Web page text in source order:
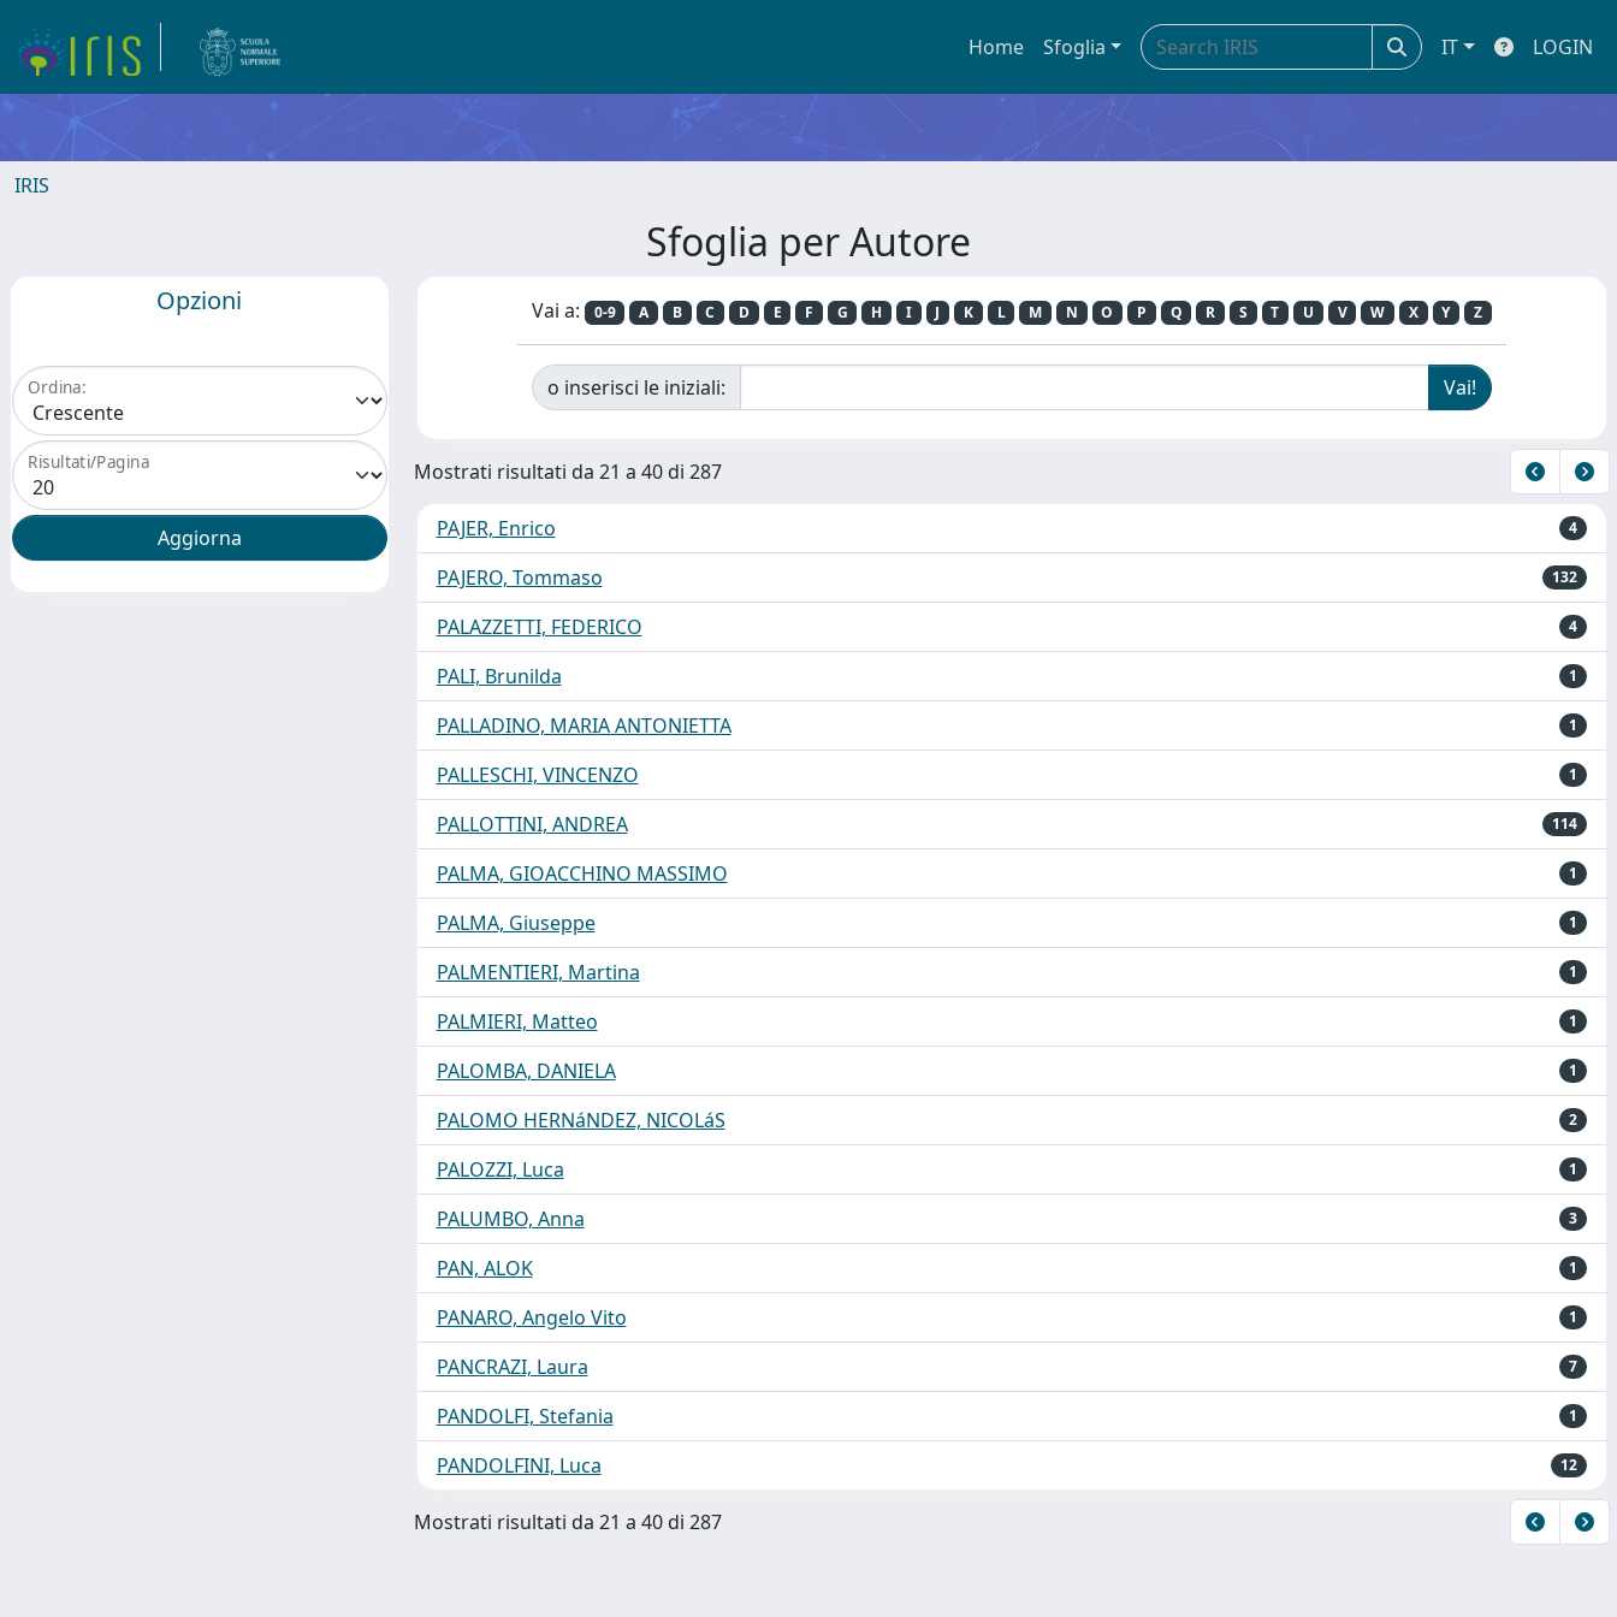
Home Sfoglia IT LOGIN
IRIS
Sfoglia per Autore
Opzioni
Ordina:
Risultati/Pagina
Vai a: 0-9 A B C D E F G H I J K L M N O P Q R S T U V W X Y Z
o inserisci le iniziali:
Mostrati risultati da 21 a 40 di 287
PAJER, Enrico 4
PAJERO, Tommaso 132
PALAZZETTI, FEDERICO 4
PALI, Brunilda 1
PALLADINO, MARIA ANTONIETTA 1
PALLESCHI, VINCENZO 1
PALLOTTINI, ANDREA 114
PALMA, GIOACCHINO MASSIMO 1
PALMA, Giuseppe 1
PALMENTIERI, Martina 1
PALMIERI, Matteo 1
PALOMBA, DANIELA 1
PALOMO HERNáNDEZ, NICOLáS 2
PALOZZI, Luca 1
PALUMBO, Anna 3
PAN, ALOK 1
PANARO, Angelo Vito 1
PANCRAZI, Laura 7
PANDOLFI, Stefania 1
PANDOLFINI, Luca 12
Mostrati risultati da 21 a 40 di 287